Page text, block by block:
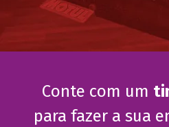
Conte com um
para fazer a sua